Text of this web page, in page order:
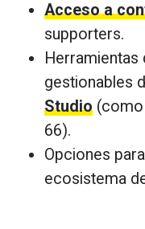
Acceso a
supporters.
gestionables
Studio
66).
Opciones
ecosistema